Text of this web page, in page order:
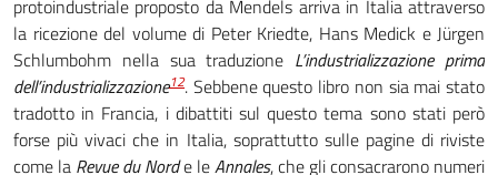
protoindustriale proposto da Mendels arriva in Italia attraverso
la ricezione del volume di Peter Kriedte, Hans Medick e Jürgen
Schlumbohm nella sua traduzione L’industrializzazione prima
dell’industrializzazione12. Sebbene questo libro non sia mai stato
tradotto in Francia, i dibattiti sul questo tema sono stati però
forse più vivaci che in Italia, soprattutto sulle pagine di riviste
come la Revue du Norde leAnnales, che gli consacrarono numeri